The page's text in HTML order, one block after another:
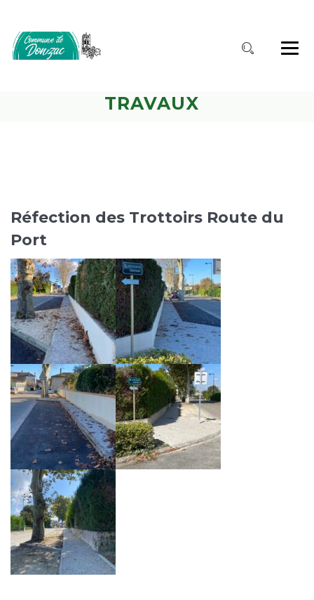
TRAVAUX
Réfection des Trottoirs Route du
Port